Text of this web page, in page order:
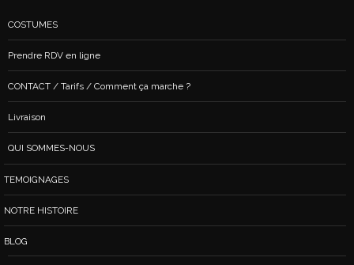
COSTUMES
Prendre RDV en ligne
CONTACT / Tarifs / Comment ça marche ?
Livraison
QUI SOMMES-NOUS
TEMOIGNAGES
NOTRE HISTOIRE
BLOG